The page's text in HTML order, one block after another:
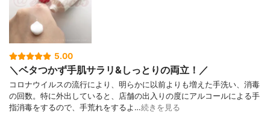
5.00
＼ベタつかず手肌サラリ&しっとりの両立！／
コロナウイルスの流行により、明らかに以前よりも増えた手洗い、消毒
の回数。特に外出していると、店舗の出入りの度にアルコールによる手
指消毒をするので、手荒れをするよ…続きを見る